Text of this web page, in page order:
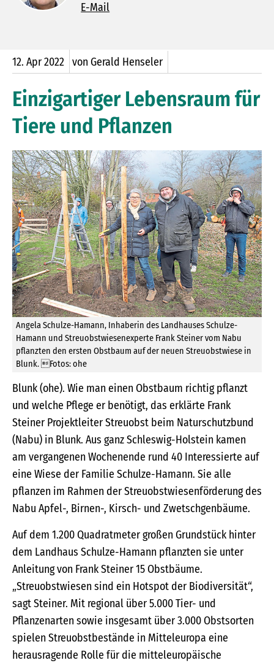
E-Mail
12. Apr2022 von Gerald Henseler
Einzigartiger Lebensraum für
Tiere und Pflanzen
Angela Schulze-Hamann, Inhaberin des Landhauses Schulze-
Hamann und Streuobstwiesenexperte Frank Steiner vom Nabu
pflanzten den ersten Obstbaum auf der neuen Streuobstwiese in
Blunk. Fotos: ohe
Blunk (ohe). Wie man einen Obstbaum richtig pflanzt
und welche Pflege er benötigt, das erklärte Frank
Steiner Projektleiter Streuobst beim Naturschutzbund
(Nabu) in Blunk. Aus ganz Schleswig-Holstein kamen
am vergangenen Wochenende rund 40 Interessierte auf
eine Wiese der Familie Schulze-Hamann. Sie alle
pflanzen im Rahmen der Streuobstwiesenförderung des
Nabu Apfel-, Birnen-, Kirsch- und Zwetschgenbäume.
Auf dem 1.200 Quadratmeter großen Grundstück hinter
dem Landhaus Schulze-Hamann pflanzten sie unter
Anleitung von Frank Steiner 15 Obstbäume.
„Streuobstwiesen sind ein Hotspot der Biodiversität“,
sagt Steiner. Mit regional über 5.000 Tier- und
Pflanzenarten sowie insgesamt über 3.000 Obstsorten
spielen Streuobstbestände in Mitteleuropa eine
herausragende Rolle für die mitteleuropäische